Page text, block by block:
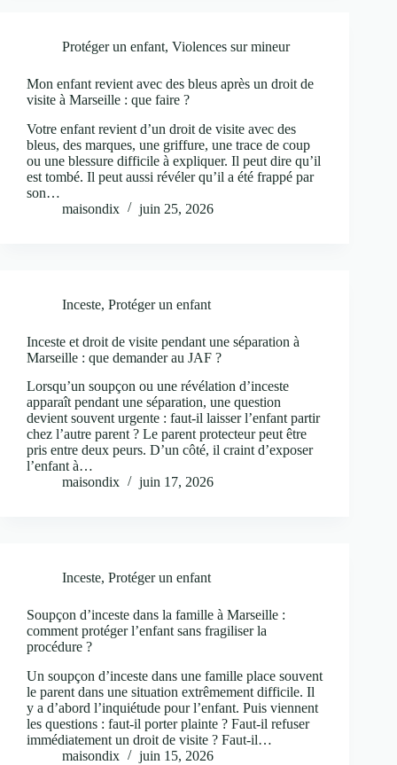
Protéger un enfant, Violences sur mineur
Mon enfant revient avec des bleus après un droit de
visite à Marseille : que faire ?
Votre enfant revient d’un droit de visite avec des
bleus, des marques, une griffure, une trace de coup
ou une blessure difficile à expliquer. Il peut dire qu’il
est tombé. Il peut aussi révéler qu’il a été frappé par
son…
maisondix
juin 25, 2026
Inceste, Protéger un enfant
Inceste et droit de visite pendant une séparation à
Marseille : que demander au JAF ?
Lorsqu’un soupçon ou une révélation d’inceste
apparaît pendant une séparation, une question
devient souvent urgente : faut-il laisser l’enfant partir
chez l’autre parent ? Le parent protecteur peut être
pris entre deux peurs. D’un côté, il craint d’exposer
l’enfant à…
maisondix
juin 17, 2026
Inceste, Protéger un enfant
Soupçon d’inceste dans la famille à Marseille :
comment protéger l’enfant sans fragiliser la
procédure ?
Un soupçon d’inceste dans une famille place souvent
le parent dans une situation extrêmement difficile. Il
y a d’abord l’inquiétude pour l’enfant. Puis viennent
les questions : faut-il porter plainte ? Faut-il refuser
immédiatement un droit de visite ? Faut-il…
maisondix
juin 15, 2026